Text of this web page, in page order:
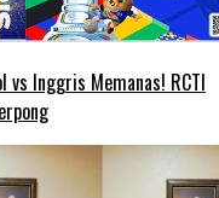
vs Inggris Memanas! RCTI